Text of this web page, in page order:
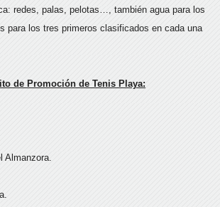
redes, palas, pelotas…, también agua para los
para los tres primeros clasificados en cada una
de Promoción de Tenis Playa:
Almanzora.